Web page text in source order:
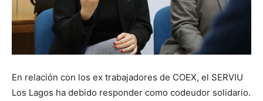
En relación con los ex trabajadores de COEX, el SERVIU
Los Lagos ha debido responder como codeudor solidario.